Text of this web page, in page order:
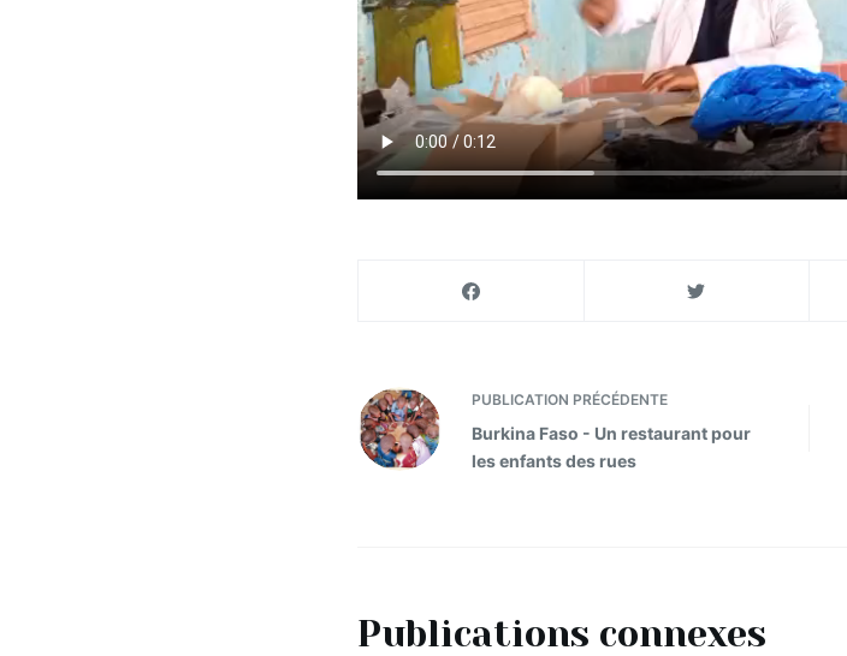
PUBLICATION PRÉCÉDENTE
Burkina Faso - Un restaurant pour
les enfants des rues
Publications connexes